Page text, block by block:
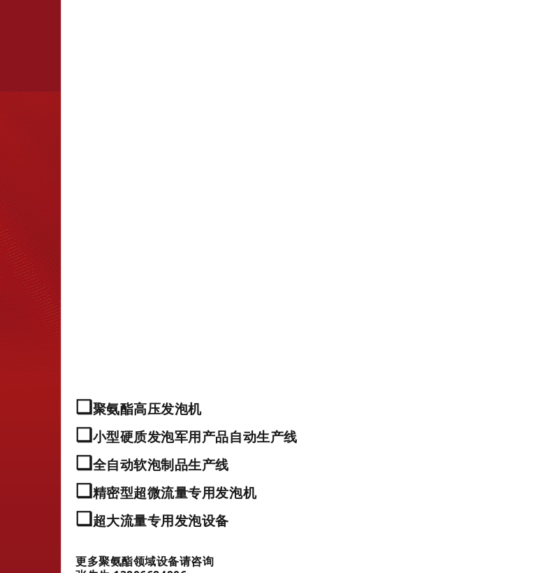
❏聚氨酯高压发泡机
❏小型硬质发泡军用产品自动生产线
❏全自动软泡制品生产线
❏精密型超微流量专用发泡机
❏超大流量专用发泡设备
更多聚氨酯领域设备请咨询